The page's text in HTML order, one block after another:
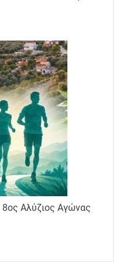
Αλύζιος Αγώνας